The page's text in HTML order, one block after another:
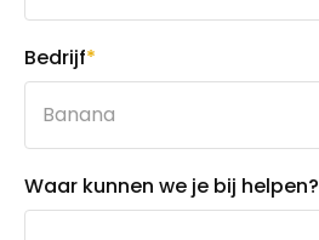
Bedrijf*
Waar kunnen we je bij helpen?